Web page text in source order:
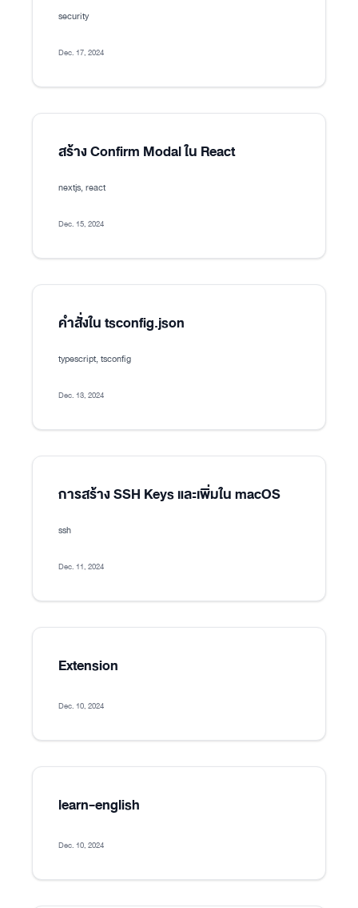
security
Dec. 17, 2024
สร้าง Confirm Modal ใน React
nextjs, react
Dec. 15, 2024
คำสั่งใน tsconfig.json
typescript, tsconfig
Dec. 13, 2024
การสร้าง SSH Keys และเพิ่มใน macOS
ssh
Dec. 11, 2024
Extension
Dec. 10, 2024
learn-english
Dec. 10, 2024